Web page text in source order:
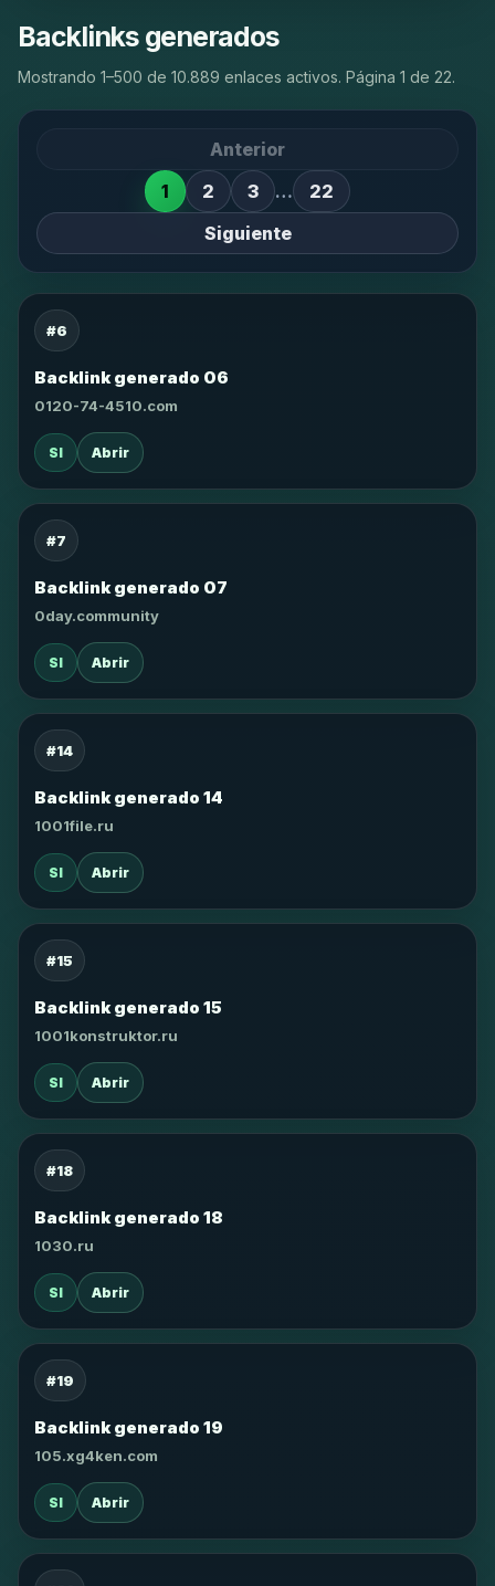
Backlinks generados
Mostrando 1–500 de 10.889 enlaces activos. Página 1 de 22.
Anterior
1
2 3 …
22
Siguiente
#6
Backlink generado 06
0120-74-4510.com
SI Abrir
#7
Backlink generado 07
0day.community
SI Abrir
#14
Backlink generado 14
1001file.ru
SI Abrir
#15
Backlink generado 15
1001konstruktor.ru
SI Abrir
#18
Backlink generado 18
1030.ru
SI Abrir
#19
Backlink generado 19
105.xg4ken.com
SI Abrir